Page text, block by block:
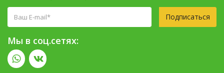
Подписаться
Мы в соц.сетях: